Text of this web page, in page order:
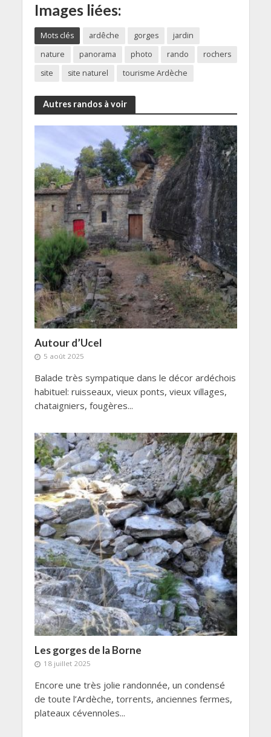
Images liées:
Mots clés ardêche gorges
jardin
nature
panorama photo rando
rochers
site
site naturel tourisme Ardèche
Autres randos à voir
Autour d’Ucel
5 août 2025
Balade très sympatique dans le décor ardéchois
habituel: ruisseaux, vieux ponts, vieux villages,
chataigniers, fougères...
Les gorges de la Borne
18 juillet 2025
Encore une très jolie randonnée, un condensé
de toute l’Ardèche, torrents, anciennes fermes,
plateaux cévennoles...